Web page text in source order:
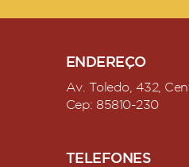
ENDEREÇO
Av. Toledo, 432,
Cep: 85810-230
TELEFONES